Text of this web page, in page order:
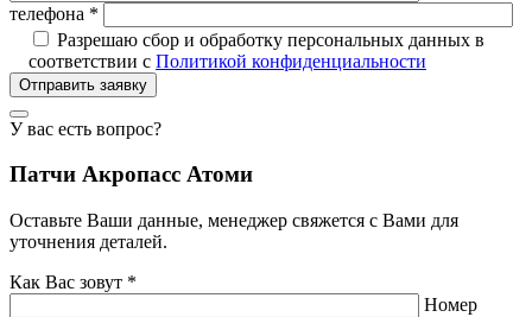
телефона *
Разрешаю сбор и обработку персональных данных в
соответствии с Политикой конфиденциальности
Отправить заявку
У вас есть вопрос?
Патчи Акропасс Атоми
Оставьте Ваши данные, менеджер свяжется с Вами для
уточнения деталей.
Как Вас зовут *
Номер